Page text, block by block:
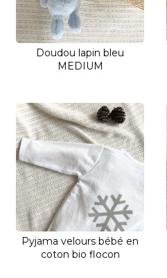
Doudou lapin bleu
MEDIUM
Pyjama velours bébé en
coton bio flocon